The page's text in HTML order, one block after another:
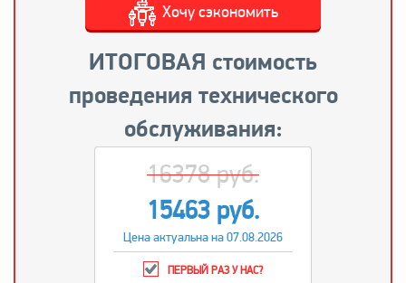
ИТОГОВАЯ стоимость
проведения технического
обслуживания:
Хочу сэкономить
16378 руб.
15463 руб.
Цена актуальна на 07.08.2026
ПЕРВЫЙ РАЗ У НАС?